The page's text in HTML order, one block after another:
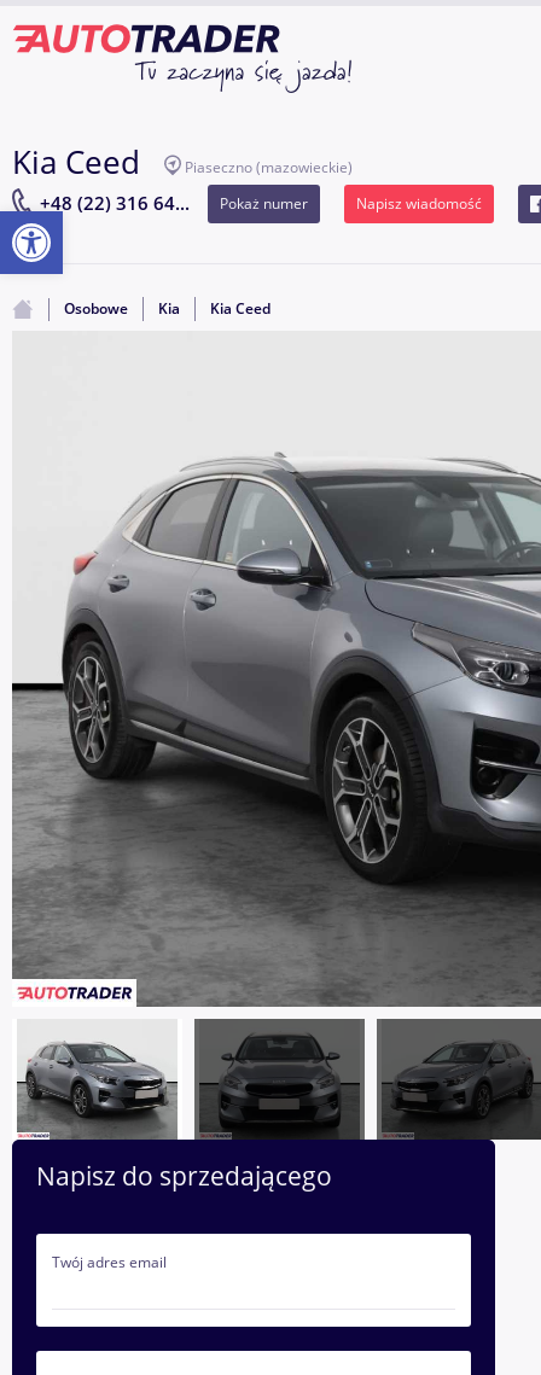
Kia Ceed Piaseczno(mazowieckie)
+48 (22) 316 64... Pokaż numer Napisz wiadomość
Osobowe Kia Kia Ceed
Napisz do sprzedającego
Twój adres email
Otwórz pasek narzędzi